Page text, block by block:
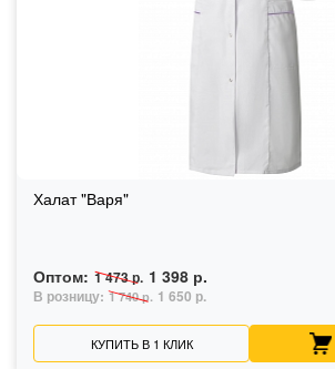
Халат "Варя"
Оптом: 1 473 р. 1 398 р.
В розницу: 1 740 р. 1 650 р.
КУПИТЬ В 1 КЛИК